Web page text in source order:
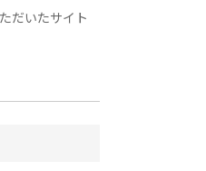
だいたサイト